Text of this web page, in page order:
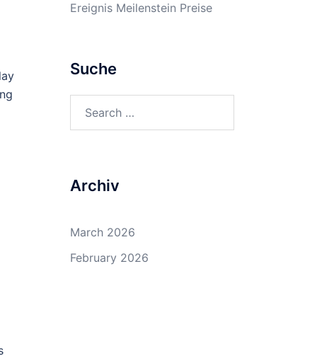
Ereignis Meilenstein Preise
Suche
Archiv
March 2026
February 2026